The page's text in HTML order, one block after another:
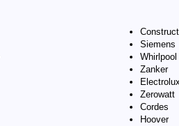
Siemens
Whirlpool
Zanker
Zerowatt
Cordes
Hoover